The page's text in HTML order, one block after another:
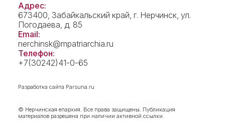
Адрес:
673400, Забайкальский край, г. Нерчинск, ул.
Погодаева, д. 85
Email:
nerchinsk@mpatriarchia.ru
Телефон:
+7(30242)41-0-65
Разработка сайта Parsuna.ru
© Нерчинская епархия. Все права защищены. Публикация
материалов разрешена при наличии активной ссылки.